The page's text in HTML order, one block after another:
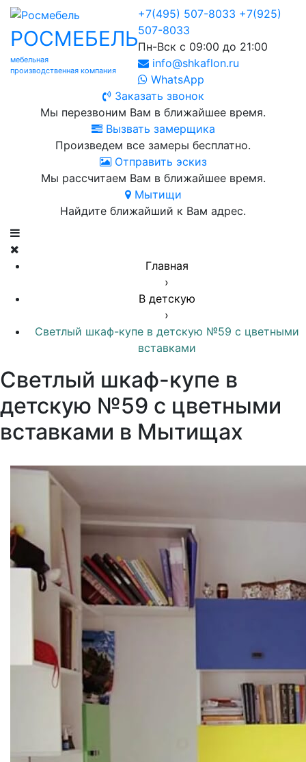
РОСМЕБЕЛЬ
мебельная
производственная компания
+7(495) 507-8033 +7(925)
507-8033
Пн-Вск с 09:00 до 21:00
info@shkaflon.ru
WhatsApp
Заказать звонок
Мы перезвоним Вам в ближайшее время.
Вызвать замерщика
Произведем все замеры бесплатно.
Отправить эскиз
Мы рассчитаем Вам в ближайшее время.
Мытищи
Найдите ближайший к Вам адрес.
Главная
›
В детскую
›
Светлый шкаф-купе в детскую №59 с цветными
вставками
Светлый шкаф-купе в
детскую №59 с цветными
вставками в Мытищах